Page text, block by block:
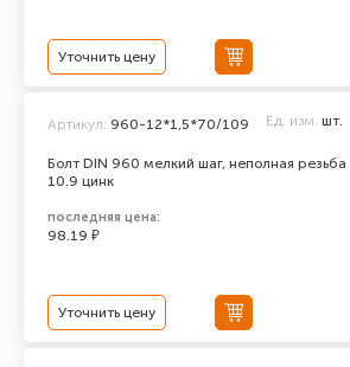
Уточнить цену
Болт DIN 960 мелкий шаг, неполная
10.9 цинк
Артикул: 960-12*1,5*70/109 Ед. изм. шт.
последняя цена:
98.19 ₽
Уточнить цену